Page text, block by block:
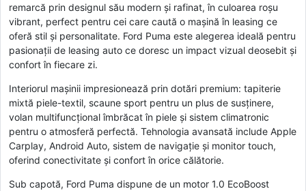
remarcă prin designul său modern și rafinat, în culoarea roșu
vibrant, perfect pentru cei care caută o mașină în leasing ce
oferă stil și personalitate. Ford Puma este alegerea ideală pentru
pasionații de leasing auto ce doresc un impact vizual deosebit și
confort în fiecare zi.
Interiorul mașinii impresionează prin dotări premium: tapiterie
mixtă piele-textil, scaune sport pentru un plus de susținere,
volan multifuncțional îmbrăcat în piele și sistem climatronic
pentru o atmosferă perfectă. Tehnologia avansată include Apple
Carplay, Android Auto, sistem de navigație și monitor touch,
oferind conectivitate și confort în orice călătorie.
Sub capotă, Ford Puma dispune de un motor 1.0 EcoBoost